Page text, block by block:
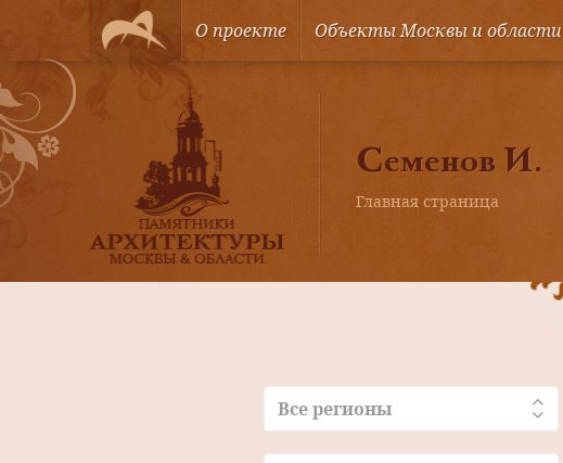
О проекте Объекты Москвы и области
Семенов И.
Главная страница
Все регионы